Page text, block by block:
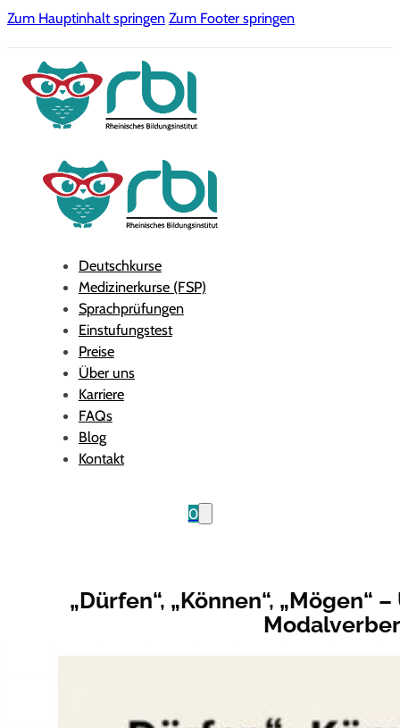
Zum Hauptinhalt springen Zum Footer springen
Deutschkurse
Medizinerkurse (FSP)
Sprachprüfungen
Einstufungstest
Preise
Über uns
Karriere
FAQs
Blog
Kontakt
0
„Dürfen“, „Können“,